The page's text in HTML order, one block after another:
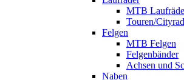
MTB
Touren/
Felgen
MTB Felgen
Felgenbänder
Achsen und
Naben